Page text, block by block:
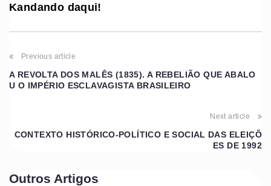
Kandando daqui!
Previous article
A REVOLTA DOS MALÊS (1835). A REBELIÃO QUE ABALO
U O IMPÉRIO ESCLAVAGISTA BRASILEIRO
Next article
CONTEXTO HISTÓRICO-POLÍTICO E SOCIAL DAS ELEIÇÕ
ES DE 1992
Outros Artigos